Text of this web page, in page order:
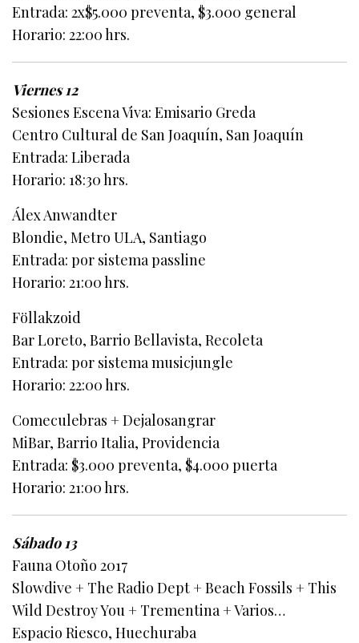
Entrada: 2x$5.000 preventa, $3.000 general
Horario: 22:00 hrs.
Viernes 12
Sesiones Escena Viva: Emisario Greda
Centro Cultural de San Joaquín, San Joaquín
Entrada: Liberada
Horario: 18:30 hrs.
Álex Anwandter
Blondie, Metro ULA, Santiago
Entrada: por sistema passline
Horario: 21:00 hrs.
Föllakzoid
Bar Loreto, Barrio Bellavista, Recoleta
Entrada: por sistema musicjungle
Horario: 22:00 hrs.
Comeculebras + Dejalosangrar
MiBar, Barrio Italia, Providencia
Entrada: $3.000 preventa, $4.000 puerta
Horario: 21:00 hrs.
Sábado 13
Fauna Otoño 2017
Slowdive + The Radio Dept + Beach Fossils + This
Wild Destroy You + Trementina + Varios…
Espacio Riesco, Huechuraba